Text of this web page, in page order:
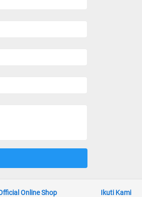
Online Shop Ikuti Kami